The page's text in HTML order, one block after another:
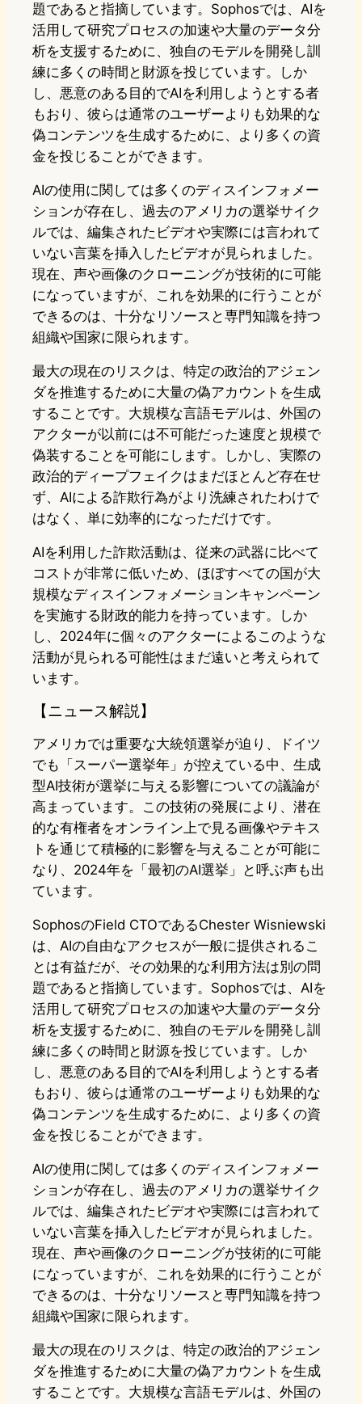
題であると指摘しています。Sophosでは、AIを
活用して研究プロセスの加速や大量のデータ分
析を支援するために、独自のモデルを開発し訓
練に多くの時間と財源を投じています。しか
し、悪意のある目的でAIを利用しようとする者
もおり、彼らは通常のユーザーよりも効果的な
偽コンテンツを生成するために、より多くの資
金を投じることができます。
AIの使用に関しては多くのディスインフォメー
ションが存在し、過去のアメリカの選挙サイク
ルでは、編集されたビデオや実際には言われて
いない言葉を挿入したビデオが見られました。
現在、声や画像のクローニングが技術的に可能
になっていますが、これを効果的に行うことが
できるのは、十分なリソースと専門知識を持つ
組織や国家に限られます。
最大の現在のリスクは、特定の政治的アジェン
ダを推進するために大量の偽アカウントを生成
することです。大規模な言語モデルは、外国の
アクターが以前には不可能だった速度と規模で
偽装することを可能にします。しかし、実際の
政治的ディープフェイクはまだほとんど存在せ
ず、AIによる詐欺行為がより洗練されたわけで
はなく、単に効率的になっただけです。
AIを利用した詐欺活動は、従来の武器に比べて
コストが非常に低いため、ほぼすべての国が大
規模なディスインフォメーションキャンペーン
を実施する財政的能力を持っています。しか
し、2024年に個々のアクターによるこのような
活動が見られる可能性はまだ遠いと考えられて
います。
【ニュース解説】
アメリカでは重要な大統領選挙が迫り、ドイツ
でも「スーパー選挙年」が控えている中、生成
型AI技術が選挙に与える影響についての議論が
高まっています。この技術の発展により、潜在
的な有権者をオンライン上で見る画像やテキス
トを通じて積極的に影響を与えることが可能に
なり、2024年を「最初のAI選挙」と呼ぶ声も出
ています。
SophosのField CTOであるChester Wisniewski
は、AIの自由なアクセスが一般に提供されるこ
とは有益だが、その効果的な利用方法は別の問
題であると指摘しています。Sophosでは、AIを
活用して研究プロセスの加速や大量のデータ分
析を支援するために、独自のモデルを開発し訓
練に多くの時間と財源を投じています。しか
し、悪意のある目的でAIを利用しようとする者
もおり、彼らは通常のユーザーよりも効果的な
偽コンテンツを生成するために、より多くの資
金を投じることができます。
AIの使用に関しては多くのディスインフォメー
ションが存在し、過去のアメリカの選挙サイク
ルでは、編集されたビデオや実際には言われて
いない言葉を挿入したビデオが見られました。
現在、声や画像のクローニングが技術的に可能
になっていますが、これを効果的に行うことが
できるのは、十分なリソースと専門知識を持つ
組織や国家に限られます。
最大の現在のリスクは、特定の政治的アジェン
ダを推進するために大量の偽アカウントを生成
することです。大規模な言語モデルは、外国の